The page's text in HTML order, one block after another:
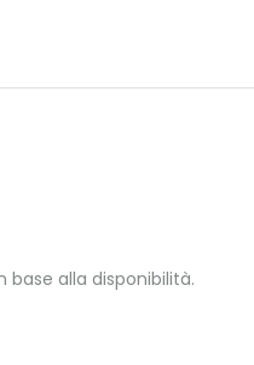
alla disponibilità.